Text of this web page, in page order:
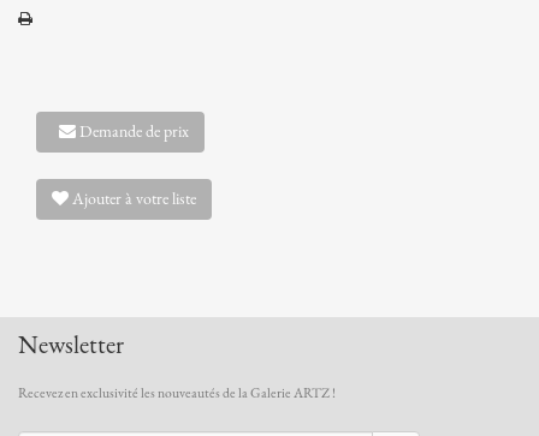
Demande de prix
Ajouter à votre liste
Newsletter
Recevez en exclusivité les nouveautés de la Galerie ARTZ !